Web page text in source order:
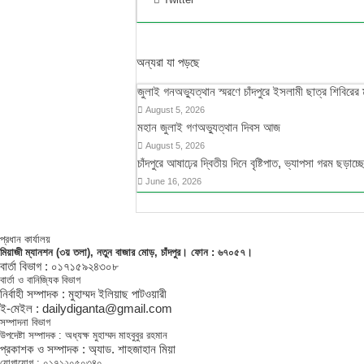
অন্যরা যা পড়ছে
জুলাই গনঅভ্যুত্থান স্মরণে চাঁদপুরে ইসলামী ছাত্র শিবিরের
August 5, 2026
মহান জুলাই গণঅভ্যুত্থান দিবস আজ
August 5, 2026
চাঁদপুরে আষাঢ়ের দ্বিতীয় দিনে বৃষ্টিপাত, ভ্যাপসা গরম ছড়াচ্ছে
June 16, 2026
প্রধান কার্যালয়
মিয়াজী ম্যানশন (৩য় তলা), নতুন বাজার মোড়, চাঁদপুর। ফোন : ৬৭০৫৭।
বার্তা বিভাগ : ০১৭১৫৯২৪৩০৮
বার্তা ও বানিজ্যিক বিভাগ
নির্বাহী সম্পাদক : মুহাম্মদ ইলিয়াছ পাটওয়ারী
ই-মেইল : dailydiganta@gmail.com
সম্পাদনা বিভাগ
উপদেষ্টা সম্পাদক : অধ্যক্ষ মুহাম্মদ মাহবুবুর রহমান
প্রকাশক ও সম্পাদক : অ্যাড. শাহজাহান মিয়া